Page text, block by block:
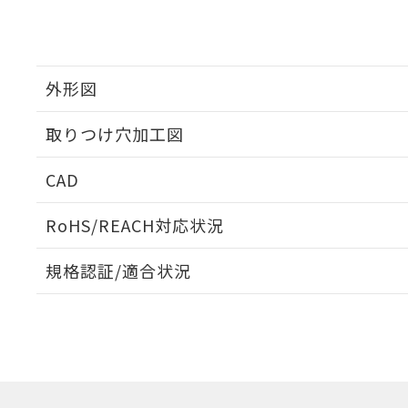
外形図
取りつけ穴加工図
CAD
RoHS/REACH対応状況
EU RoHS 注意事項・凡例
規格認証/適合状況